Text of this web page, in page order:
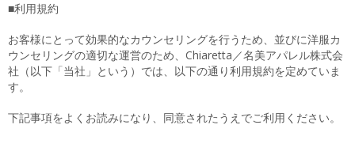
■利用規約
お客様にとって効果的なカウンセリングを行うため、並びに洋服カ
ウンセリングの適切な運営のため、Chiaretta／名美アパレル株式会
社（以下「当社」という）では、以下の通り利用規約を定めていま
す。
下記事項をよくお読みになり、同意されたうえでご利用ください。